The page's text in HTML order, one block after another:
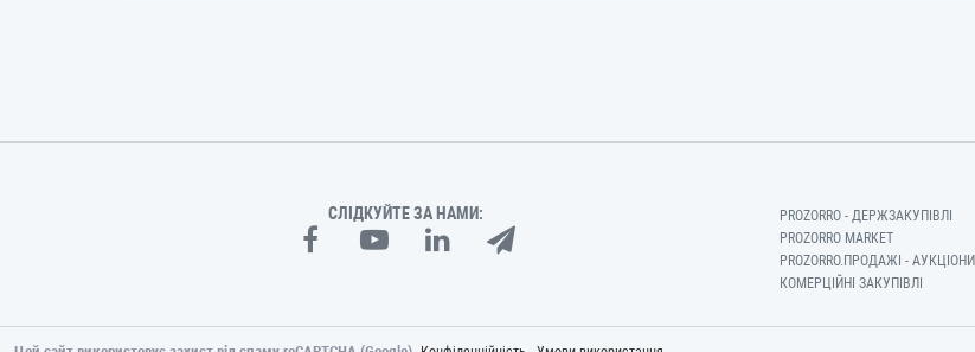
СЛІДКУЙТЕ ЗА НАМИ:
PROZORRO - ДЕРЖЗАКУПІВЛІ
PROZORRO MARKET
PROZORRO.ПРОДАЖІ - АУКЦІОНИ
КОМЕРЦІЙНІ ЗАКУПІВЛІ